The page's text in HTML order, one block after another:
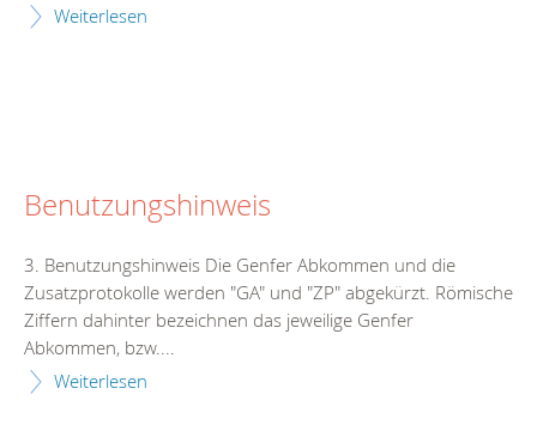
Weiterlesen
Benutzungshinweis
3. Benutzungshinweis Die Genfer Abkommen und die
Zusatzprotokolle werden "GA" und "ZP" abgekürzt. Römische
Ziffern dahinter bezeichnen das jeweilige Genfer
Abkommen, bzw....
Weiterlesen